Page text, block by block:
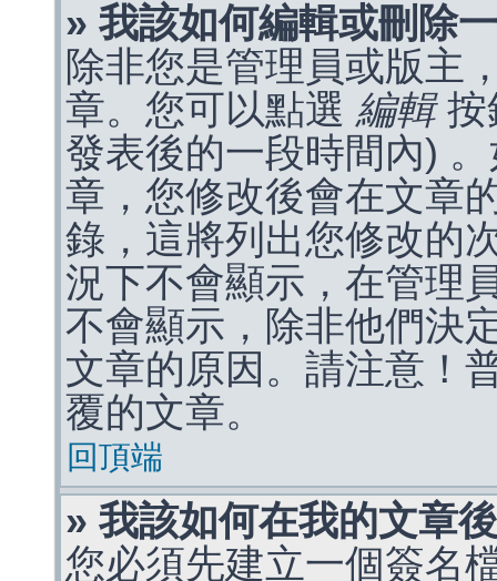
» 我該如何編輯或刪除
除非您是管理員或版主
章。您可以點選 編輯按
發表後的一段時間內)
章，您修改後會在文章
錄，這將列出您修改的
況下不會顯示，在管理
不會顯示，除非他們決
文章的原因。請注意！
覆的文章。
回頂端
» 我該如何在我的文章
您必須先建立一個簽名